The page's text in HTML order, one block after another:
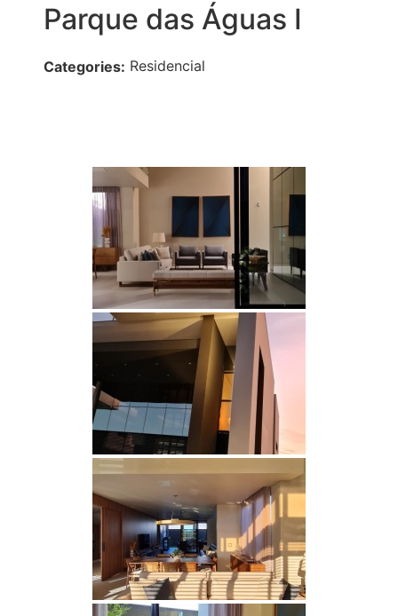
Parque das Águas I
Categories: Residencial